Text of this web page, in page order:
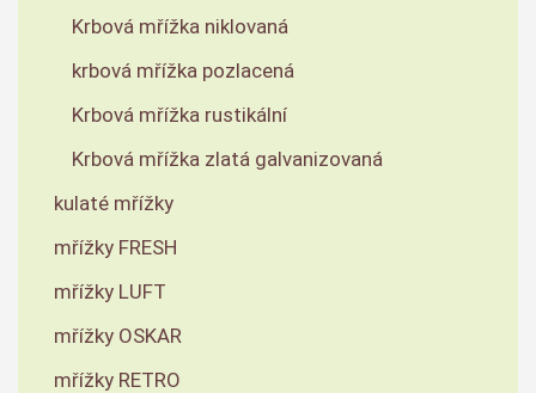
Krbová mřížka niklovaná
krbová mřížka pozlacená
Krbová mřížka rustikální
Krbová mřížka zlatá galvanizovaná
kulaté mřížky
mřížky FRESH
mřížky LUFT
mřížky OSKAR
mřížky RETRO